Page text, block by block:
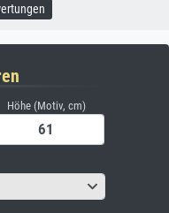
Höhe (Motiv, cm)